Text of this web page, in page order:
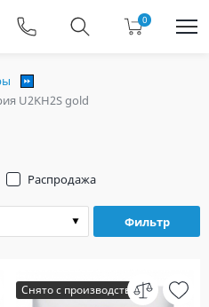
0
U2KH2S gold
Фильтр
Распродажа
Снято с производства